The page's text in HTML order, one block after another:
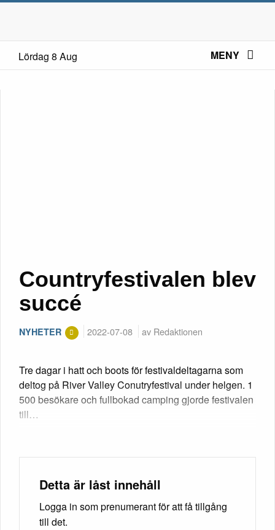
Lördag 8 Aug MENY
Countryfestivalen blev
succé
NYHETER 2022-07-08 av Redaktionen
Tre dagar i hatt och boots för festivaldeltagarna som
deltog på River Valley Conutryfestival under helgen. 1
500 besökare och fullbokad camping gjorde festivalen
till…
Detta är låst innehåll
Logga in som prenumerant för att få tillgång
till det.